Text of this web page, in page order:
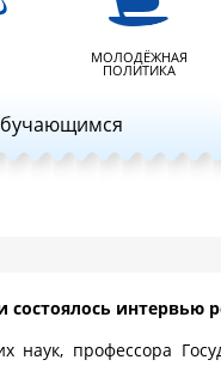
МОЛОДЁЖНАЯ
ПОЛИТИКА
состоялось интервью
наук, профессора